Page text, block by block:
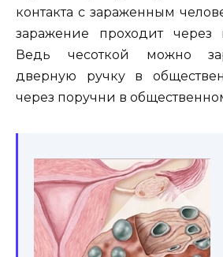
контакта с зараженным
заражение проходит через
Ведь чесоткой можно
дверную ручку в
через поручни в